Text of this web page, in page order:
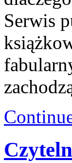
Serwis